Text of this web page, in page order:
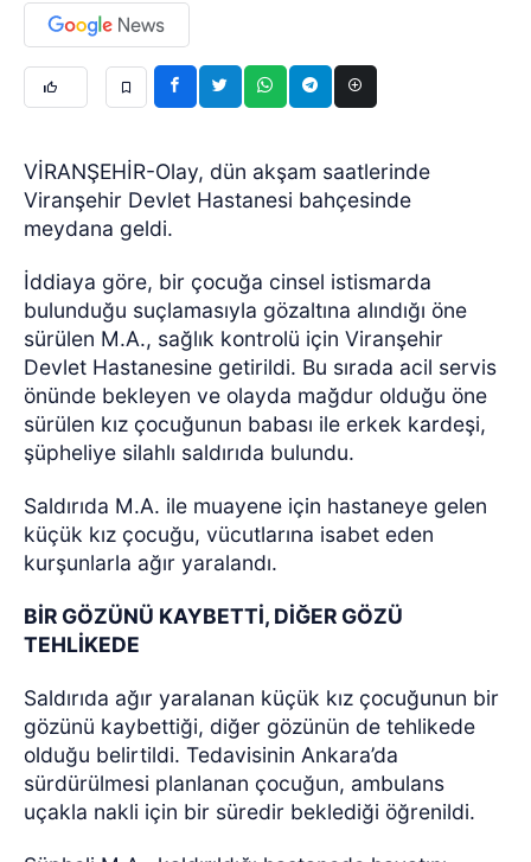
VİRANŞEHİR-Olay, dün akşam saatlerinde
Viranşehir Devlet Hastanesi bahçesinde
meydana geldi.
İddiaya göre, bir çocuğa cinsel istismarda
bulunduğu suçlamasıyla gözaltına alındığı öne
sürülen M.A., sağlık kontrolü için Viranşehir
Devlet Hastanesine getirildi. Bu sırada acil servis
önünde bekleyen ve olayda mağdur olduğu öne
sürülen kız çocuğunun babası ile erkek kardeşi,
şüpheliye silahlı saldırıda bulundu.
Saldırıda M.A. ile muayene için hastaneye gelen
küçük kız çocuğu, vücutlarına isabet eden
kurşunlarla ağır yaralandı.
BİR GÖZÜNÜ KAYBETTİ, DİĞER GÖZÜ
TEHLİKEDE
Saldırıda ağır yaralanan küçük kız çocuğunun bir
gözünü kaybettiği, diğer gözünün de tehlikede
olduğu belirtildi. Tedavisinin Ankara’da
sürdürülmesi planlanan çocuğun, ambulans
uçakla nakli için bir süredir beklediği öğrenildi.